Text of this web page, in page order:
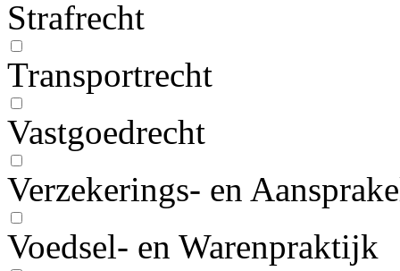
Strafrecht
Transportrecht
Vastgoedrecht
Verzekerings- en
Voedsel- en Warenpraktijk